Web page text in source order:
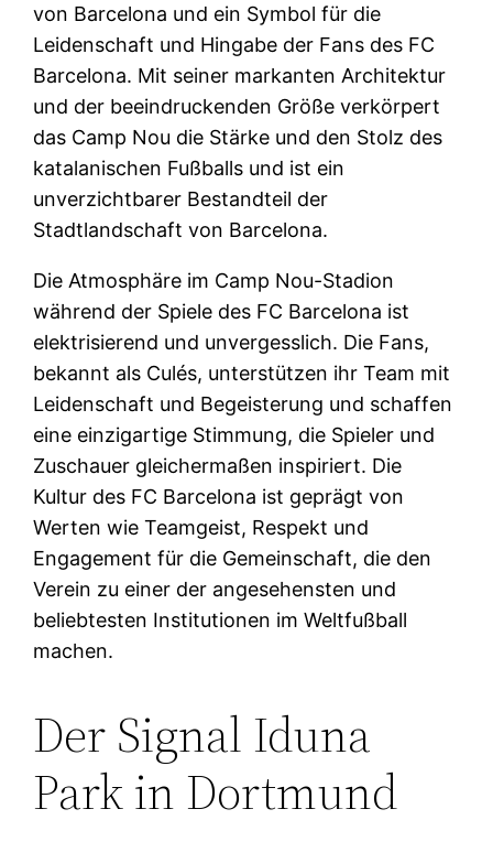
von Barcelona und ein Symbol für die
Leidenschaft und Hingabe der Fans des FC
Barcelona. Mit seiner markanten Architektur
und der beeindruckenden Größe verkörpert
das Camp Nou die Stärke und den Stolz des
katalanischen Fußballs und ist ein
unverzichtbarer Bestandteil der
Stadtlandschaft von Barcelona.
Die Atmosphäre im Camp Nou-Stadion
während der Spiele des FC Barcelona ist
elektrisierend und unvergesslich. Die Fans,
bekannt als Culés, unterstützen ihr Team mit
Leidenschaft und Begeisterung und schaffen
eine einzigartige Stimmung, die Spieler und
Zuschauer gleichermaßen inspiriert. Die
Kultur des FC Barcelona ist geprägt von
Werten wie Teamgeist, Respekt und
Engagement für die Gemeinschaft, die den
Verein zu einer der angesehensten und
beliebtesten Institutionen im Weltfußball
machen.
Der Signal Iduna
Park in Dortmund